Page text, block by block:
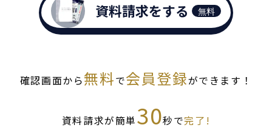
資料請求をする 無料
確認画面から無料で会員登録ができます！
資料請求が簡単30秒で完了!